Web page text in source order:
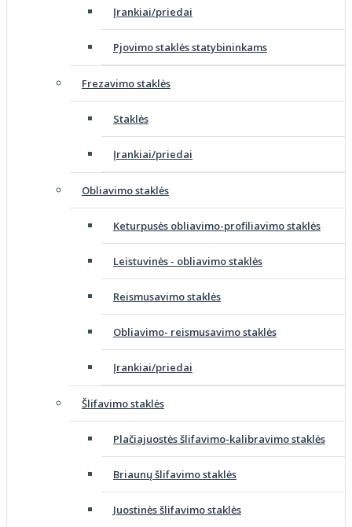
Įrankiai/priedai
Pjovimo staklės statybininkams
Frezavimo staklės
Staklės
Įrankiai/priedai
Obliavimo staklės
Keturpusės obliavimo-profiliavimo staklės
Leistuvinės - obliavimo staklės
Reismusavimo staklės
Obliavimo- reismusavimo staklės
Įrankiai/priedai
Šlifavimo staklės
Plačiajuostės šlifavimo-kalibravimo staklės
Briaunų šlifavimo staklės
Juostinės šlifavimo staklės